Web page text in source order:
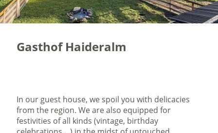
Gasthof Haideralm
In our guest house, we spoil you with delicacies
from the region. We are also equipped for
festivities of all kinds (vintage, birthday